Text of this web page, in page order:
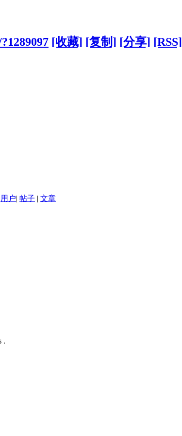
[收藏] [复制] [分享] [RSS]
用户| 帖子 | 文章
.